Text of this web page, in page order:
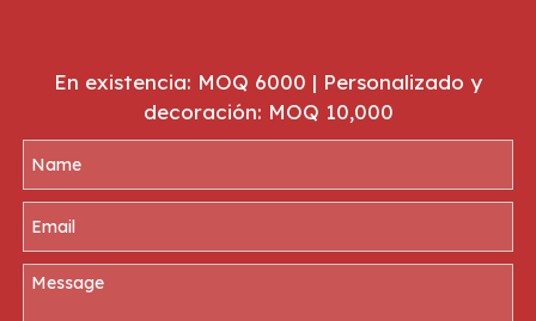
En existencia: MOQ 6000 | Personalizado y
decoración: MOQ 10,000